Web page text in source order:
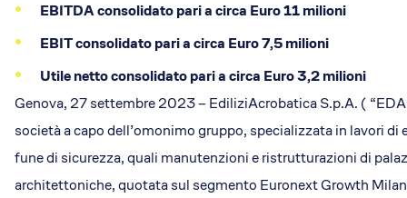
EBITDA consolidato pari a circa Euro 11 milioni
EBIT consolidato pari a circa Euro 7,5 milioni
Utile netto consolidato pari a circa Euro 3,2 milioni
Genova, 27 settembre 2023 – EdiliziAcrobatica S.p.A. (
società a capo dell’omonimo gruppo, specializzata in lavori di
fune di sicurezza, quali manutenzioni e ristrutturazioni di
architettoniche, quotata sul segmento Euronext Growth